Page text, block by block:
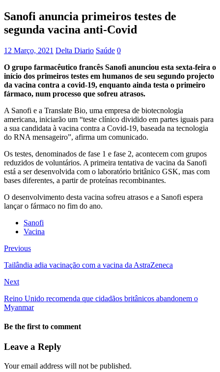
Sanofi anuncia primeiros testes de
segunda vacina anti-Covid
12 Março, 2021 Delta Diario Saúde 0
O grupo farmacêutico francês Sanofi anunciou esta sexta-feira o
início dos primeiros testes em humanos de seu segundo projecto
da vacina contra a covid-19, enquanto ainda testa o primeiro
fármaco, num processo que sofreu atrasos.
A Sanofi e a Translate Bio, uma empresa de biotecnologia
americana, iniciarão um “teste clínico dividido em partes iguais para
a sua candidata à vacina contra a Covid-19, baseada na tecnologia
do RNA mensageiro”, afirma um comunicado.
Os testes, denominados de fase 1 e fase 2, acontecem com grupos
reduzidos de voluntários. A primeira tentativa de vacina da Sanofi
está a ser desenvolvida com o laboratório britânico GSK, mas com
bases diferentes, a partir de proteínas recombinantes.
O desenvolvimento desta vacina sofreu atrasos e a Sanofi espera
lançar o fármaco no fim do ano.
Sanofi
Vacina
Previous
Tailândia adia vacinação com a vacina da AstraZeneca
Next
Reino Unido recomenda que cidadãos britânicos abandonem o
Myanmar
Be the first to comment
Leave a Reply
Your email address will not be published.